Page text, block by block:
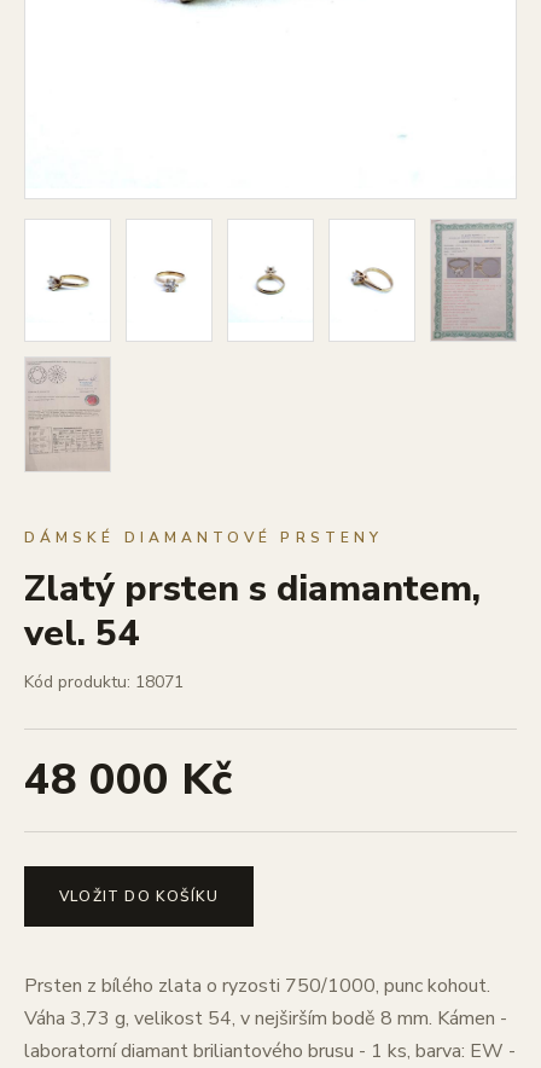
DÁMSKÉ DIAMANTOVÉ PRSTENY
Zlatý prsten s diamantem,
vel. 54
Kód produktu: 18071
48 000 Kč
VLOŽIT DO KOŠÍKU
Prsten z bílého zlata o ryzosti 750/1000, punc kohout.
Váha 3,73 g, velikost 54, v nejširším bodě 8 mm. Kámen -
laboratorní diamant briliantového brusu - 1 ks, barva: EW -